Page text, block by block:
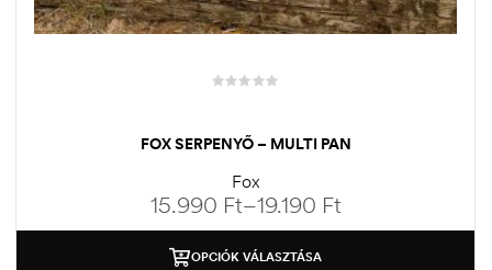
FOX SERPENYŐ – MULTI PAN
Fox
15.990 Ft–19.190 Ft
OPCIÓK VÁLASZTÁSA